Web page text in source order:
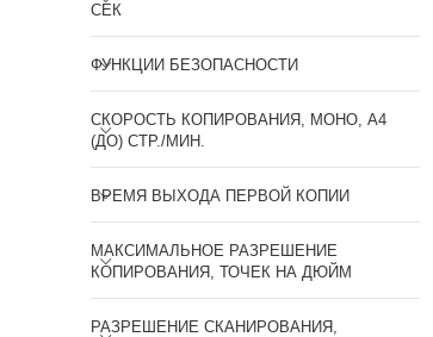
СЕК
ФУНКЦИИ БЕЗОПАСНОСТИ
СКОРОСТЬ КОПИРОВАНИЯ, МОНО, А4
(ДО) СТР./МИН.
ВРЕМЯ ВЫХОДА ПЕРВОЙ КОПИИ
МАКСИМАЛЬНОЕ РАЗРЕШЕНИЕ
КОПИРОВАНИЯ, ТОЧЕК НА ДЮЙМ
РАЗРЕШЕНИЕ СКАНИРОВАНИЯ,